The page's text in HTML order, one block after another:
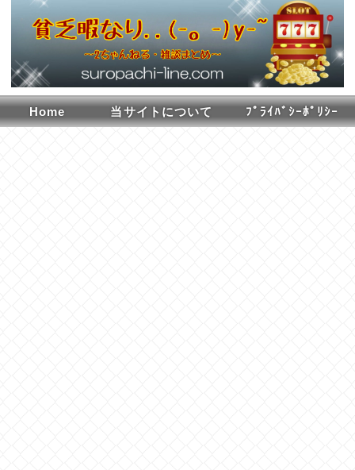
Home 当サイトについて ﾌﾟﾗｲﾊﾞｼｰﾎﾟﾘｼｰ